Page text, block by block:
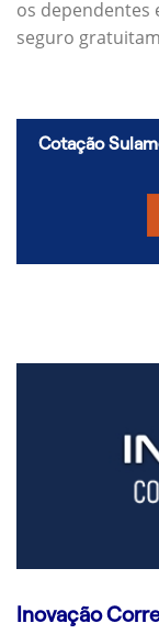
os dependentes
seguro
Cotação
Inovação